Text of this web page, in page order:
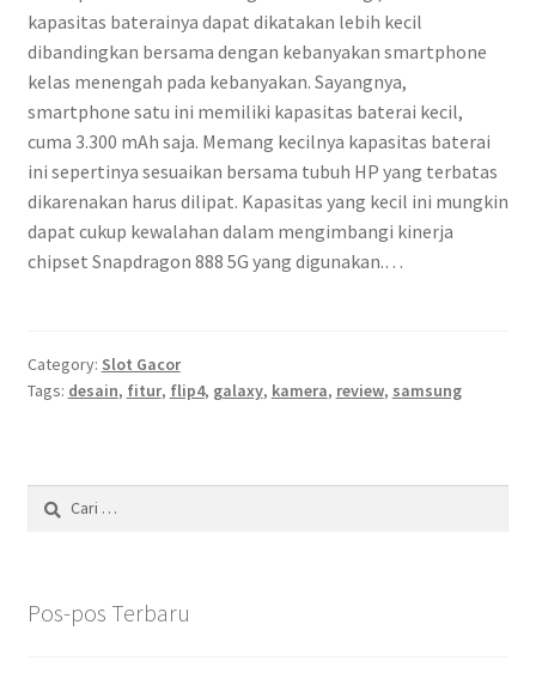
kapasitas baterainya dapat dikatakan lebih kecil
dibandingkan bersama dengan kebanyakan smartphone
kelas menengah pada kebanyakan. Sayangnya,
smartphone satu ini memiliki kapasitas baterai kecil,
cuma 3.300 mAh saja. Memang kecilnya kapasitas baterai
ini sepertinya sesuaikan bersama tubuh HP yang terbatas
dikarenakan harus dilipat. Kapasitas yang kecil ini mungkin
dapat cukup kewalahan dalam mengimbangi kinerja
chipset Snapdragon 888 5G yang digunakan.…
Category: Slot Gacor
Tags: desain, fitur, flip4, galaxy, kamera, review, samsung
Cari
untuk:
Pos-pos Terbaru